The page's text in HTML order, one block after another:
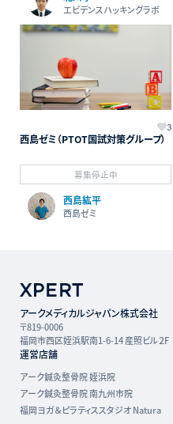
エビデンスハッキングラボ
3
西島ゼミ（PTOT国試対策グループ）
募集停止中
西島紘平
西島ゼミ
アークメディカルジャパン株式会社
〒819-0006
福岡市西区姪浜駅南1-6-14 産照ビル２F
運営店舗
アーク鍼灸整骨院 姪浜院
アーク鍼灸整骨院 南九州市院
福岡ヨガ＆ピラティススタジオ Natura